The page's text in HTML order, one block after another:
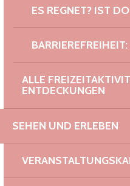
ES REGNET? IST
ALLE
ENTDECKUNGEN
SEHEN UND ERLEBEN